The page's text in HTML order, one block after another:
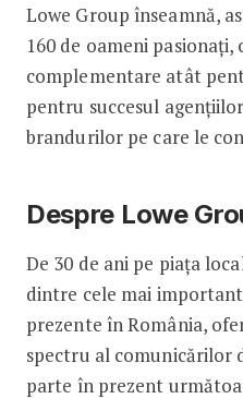
Lowe Group înseamnă,
160 de oameni
complementare atât
pentru succesul
brandurilor pe care le
Despre Lowe
De 30 de ani pe piața
dintre cele mai
prezente în România,
spectru al comunicărilor
parte în prezent